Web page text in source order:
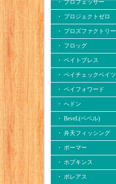
・ プロフェッサー
・ プロジェクトゼロ
・ プロズファクトリー
・ フロッグ
・ ベイトブレス
・ ペイチェックベイツ
・ ペイフォワード
・ へドン
・ BeveL(ベベル)
・ 弁天フィッシング
・ ボーマー
・ ホプキンス
・ ボレアス